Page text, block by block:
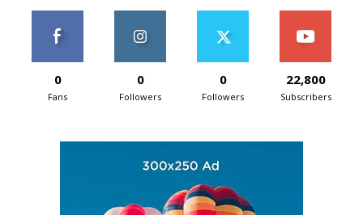
0
Fans
0
Followers
0
Followers
22,800
Subscribers